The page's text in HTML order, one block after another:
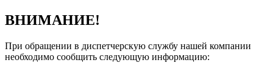
ВНИМАНИЕ!
При обращении в диспетчерскую службу нашей компании
необходимо сообщить следующую информацию: